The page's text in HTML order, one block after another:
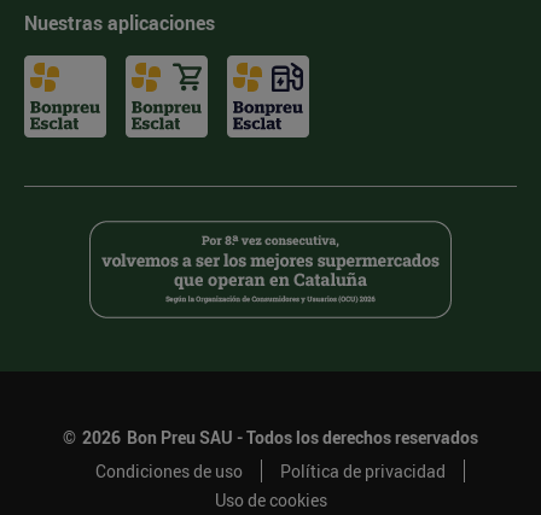
Nuestras aplicaciones
© 2026 Bon Preu SAU - Todos los derechos reservados
Condiciones de uso
Política de privacidad
Uso de cookies